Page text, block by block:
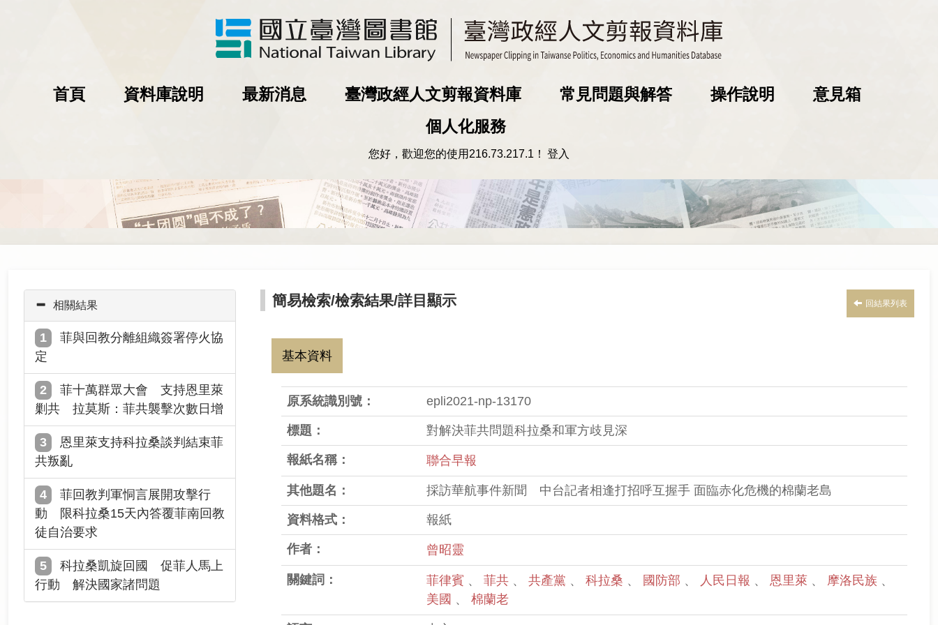
首頁 資料庫說明 最新消息 臺灣政經人文剪報資料庫 常見問題與解答 操作說明
意見箱
個人化服務
您好，歡迎您的使用 216.73.217.1 ！ 登入
簡易檢索/檢索結果/詳目顯示 回結果列表
基本資料
原系統識別號： epli2021-np-13170
標題： 對解決菲共問題科拉桑和軍方歧見深
報紙名稱： 聯合早報
其他題名： 採訪華航事件新聞 中台記者相逢打招呼互握手 面臨赤化危機的棉蘭老島
資料格式： 報紙
作者： 曾昭靈
關鍵詞： 菲律賓 、 菲共 、 共產黨 、 科拉桑 、 國防部 、 人民日報 、 恩里萊 、 摩洛民族 、
美國 、 棉蘭老
相關結果
菲與回教分離組織簽署停火協
定
菲十萬群眾大會 支持恩里萊
剿共 拉莫斯：菲共襲擊次數日增
恩里萊支持科拉桑談判結束菲
共叛亂
菲回教判軍恫言展開攻擊行
動 限科拉桑15天內答覆菲南回教
徒自治要求
科拉桑凱旋回國 促菲人馬上
行動 解決國家諸問題